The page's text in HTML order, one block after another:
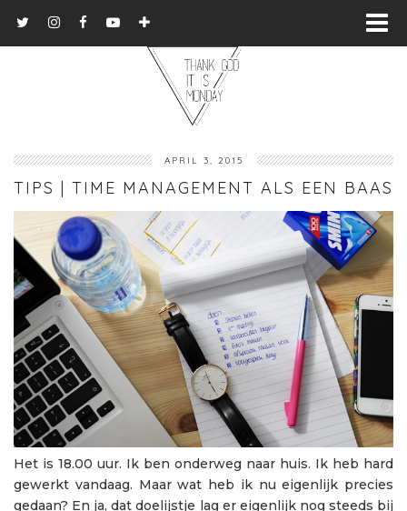
APRIL 3, 2015
TIPS | TIME MANAGEMENT ALS EEN BAAS
Het is 18.00 uur. Ik ben onderweg naar huis. Ik heb hard
gewerkt vandaag. Maar wat heb ik nu eigenlijk precies
gedaan? En ja, dat doelijstje lag er eigenlijk nog steeds bij